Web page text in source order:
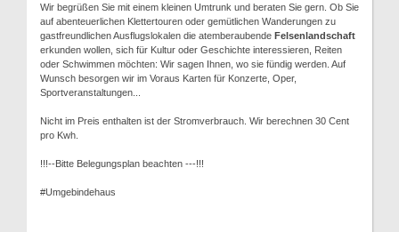
Wir begrüßen Sie mit einem kleinen Umtrunk und beraten Sie gern. Ob Sie
auf abenteuerlichen Klettertouren oder gemütlichen Wanderungen zu
gastfreundlichen Ausflugslokalen die atemberaubende Felsenlandschaft
erkunden wollen, sich für Kultur oder Geschichte interessieren, Reiten
oder Schwimmen möchten: Wir sagen Ihnen, wo sie fündig werden. Auf
Wunsch besorgen wir im Voraus Karten für Konzerte, Oper,
Sportveranstaltungen...
Nicht im Preis enthalten ist der Stromverbrauch. Wir berechnen 30 Cent
pro Kwh.
!!!--Bitte Belegungsplan beachten ---!!!
#Umgebindehaus